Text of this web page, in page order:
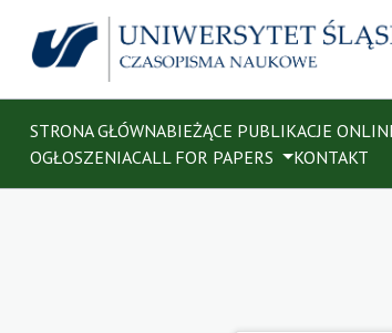
STRONA GŁÓWNABIEŻĄCE PUBLIKACJE
OGŁOSZENIACALL FOR PAPERS KONTAKT